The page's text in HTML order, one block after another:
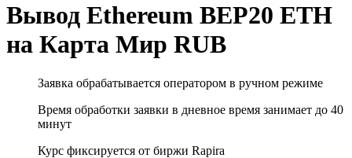
Вывод Ethereum BEP20 ETH
на Карта Мир RUB
Заявка обрабатывается оператором в ручном режиме
Время обработки заявки в дневное время занимает до 40
минут
Курс фиксируется от биржи Rapira